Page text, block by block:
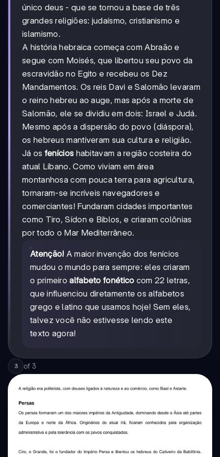
único deus - que se tornou a base de três
grandes religiões: judaísmo, cristianismo e
islamismo.
A história hebraica começa com Abraão e
segue com Moisés, que libertou seu povo da
escravidão no Egito e recebeu os Dez
Mandamentos. Os reis Davi e Salomão levaram
o reino hebreu ao auge, mas após a morte de
Salomão, ele se dividiu em dois: Israel e Judá.
Mesmo após a dispersão do povo (diáspora),
os hebreus mantiveram sua cultura e religião.
Já os fenícios habitavam a região costeira do
atual Líbano. Como viviam em área
montanhosa com pouca terra para agricultura,
tornaram-se incríveis navegadores e
comerciantes! Fundaram cidades importantes
como Tiro, Sídon e Biblos, e criaram colônias
por todo o Mar Mediterrâneo.
Atenção! A maior invenção dos fenícios
mudou o mundo para sempre: eles criaram
o primeiroalfabeto fonético com 22 letras,
que influenciou diretamente os alfabetos
grego e latino que usamos hoje! Sem eles,
talvez você não estivesse lendo este
texto agora!
3 of 3